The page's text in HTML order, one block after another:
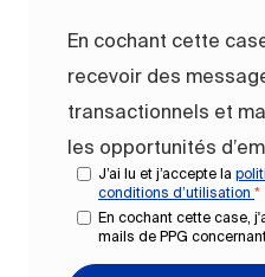
En cochant cette
recevoir des
transactionnels et
les opportunités
J’ai lu et j’accepte la
conditions d’utilisation *
En cochant cette case,
mails de PPG